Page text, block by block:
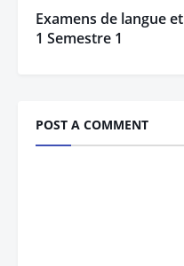
Examens de langue
1 Semestre 1
POST A COMMENT